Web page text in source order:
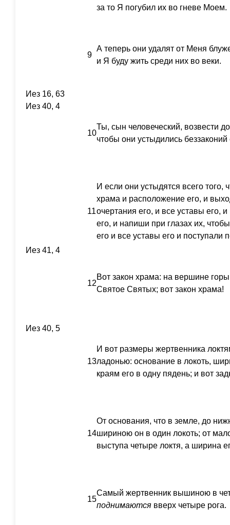
за то Я погубил их во гневе Моем.
9
А теперь они удалят от Меня
и Я буду жить среди них во веки.
Иез 16, 63
Иез 40, 4
10
Ты, сын человеческий, возвести
чтобы они устыдились
11
И если они устыдятся всего того,
храма и расположение его, и
очертания его, и все уставы его,
его, и напиши при глазах их,
его и все уставы его и поступали
Иез 41, 4
12
Вот закон храма: на вершине горы
Святое Святых; вот закон храма!
Иез 40, 5
13
И вот размеры жертвенника
ладонью: основание в локоть,
краям его в одну пядень; и вот
14
От основания, что в земле, до
шириною он в один локоть; от
выступа четыре локтя, а ширина
15
Самый жертвенник вышиною в
поднимаются вверх четыре рога.